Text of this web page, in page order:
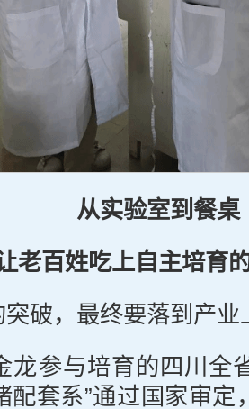
从实验室到餐桌
老百姓吃上自主培育
破，最终要落到产业
龙参与培育的四川全
配套系”通过国家审定